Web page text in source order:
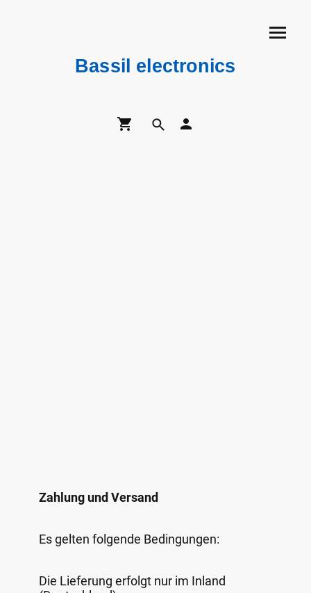
Bassil electronics
Zahlung und Versand
Es gelten folgende Bedingungen:
Die Lieferung erfolgt nur im Inland